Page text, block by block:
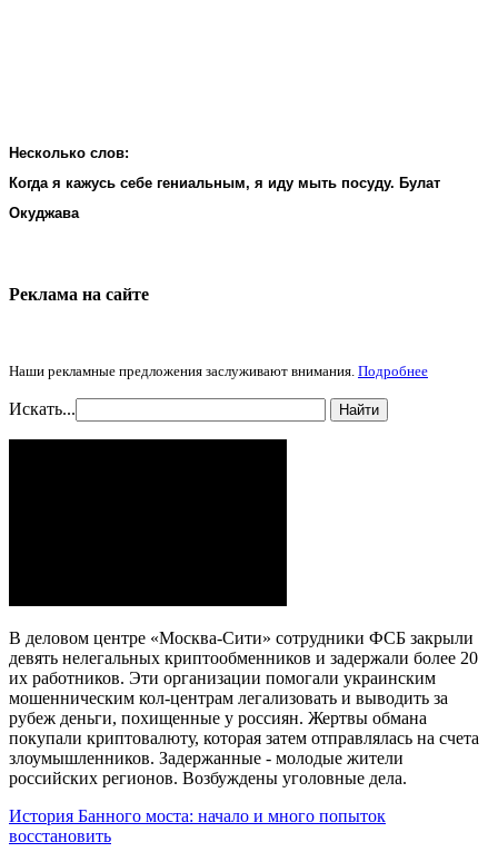
Несколько слов:
Когда я кажусь себе гениальным, я иду мыть посуду. Булат
Окуджава
Реклама на cайте
Наши рекламные предложения заслуживают внимания. Подробнее
Искать... Найти
В деловом центре «Москва-Сити» сотрудники ФСБ закрыли
девять нелегальных криптообменников и задержали более 20
их работников. Эти организации помогали украинским
мошенническим кол-центрам легализовать и выводить за
рубеж деньги, похищенные у россиян. Жертвы обмана
покупали криптовалюту, которая затем отправлялась на счета
злоумышленников. Задержанные - молодые жители
российских регионов. Возбуждены уголовные дела.
История Банного моста: начало и много попыток
восстановить